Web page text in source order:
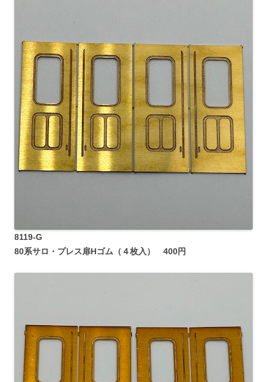
8119-G
80系サロ・プレス扉Hゴム（４枚入） 400円